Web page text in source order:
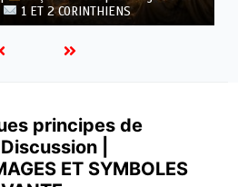
| 1 ET 2 CORINTHIENS
principes de
|
ET SYMBOLES